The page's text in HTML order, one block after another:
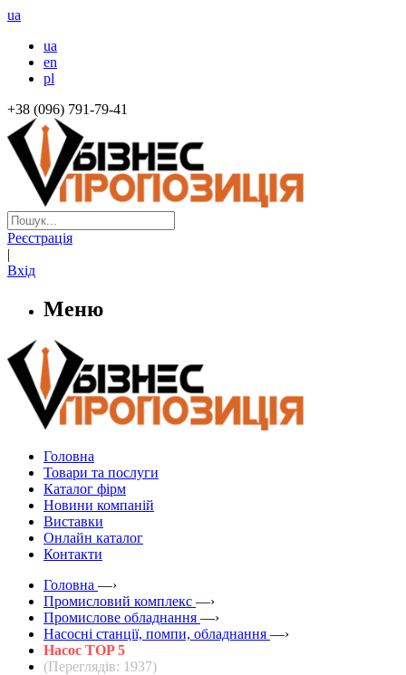
ua
ua
en
pl
+38 (096) 791-79-41
Реєстрація
|
Вхід
Меню
Головна
Товари та послуги
Каталог фірм
Новини компаній
Виставки
Онлайн каталог
Контакти
Головна —›
Промисловий комплекс —›
Промислове обладнання —›
Насосні станції, помпи, обладнання —›
Насос TOP 5
(Переглядів: 1937)